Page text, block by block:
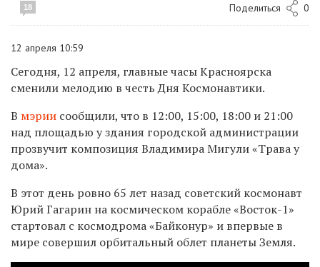
18 Поделиться 0
12 апреля 10:59
Сегодня, 12 апреля, главные часы Красноярска
сменили мелодию в честь Дня Космонавтики.
В мэрии сообщили, что в 12:00, 15:00, 18:00 и 21:00
над площадью у здания городской администрации
прозвучит композиция Владимира Мигули «Трава у
дома».
В этот день ровно 65 лет назад советский космонавт
Юрий Гагарин на космическом корабле «Восток-1»
стартовал с космодрома «Байконур» и впервые в
мире совершил орбитальный облет планеты Земля.